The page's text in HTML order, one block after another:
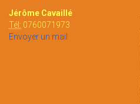
Jérôme Cavaillé
Tél: 0760071973
Envoyer un mail